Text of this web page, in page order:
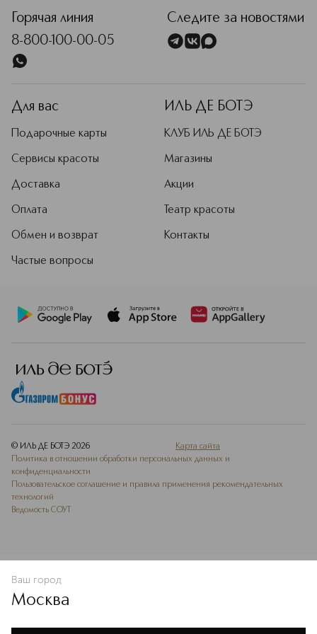
декоративные лаки, а комплексные
решения для укрепления,
восстановления и защиты ногтей. До
обоснованы, что позволяют
добиваться 100%-ной
эффективности.
В КОРЗИНУ
Горячая линия
8-800-100-00-05
Следите за новостями
Для вас
Подарочные карты
Сервисы красоты
Доставка
Оплата
Обмен и возврат
Частые вопросы
ИЛЬ ДЕ БОТЭ
КЛУБ ИЛЬ ДЕ БОТЭ
Магазины
Акции
Театр красоты
Контакты
© ИЛЬ ДЕ БОТЭ 2026
Карта сайта
Политика в отношении обработки персональных данных и
конфиденциальности
Пользовательское соглашение и правила применения рекомендательных
технологий
Ведомость СОУТ
Ваш город
Москва